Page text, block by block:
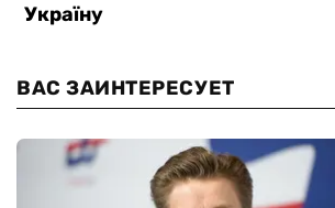
ВАС ЗАИНТЕРЕСУЕТ